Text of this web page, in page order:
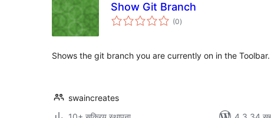
Show Git Branch
(0एकूण
मूल्यांकन
)
Shows the git branch you are currently on in the
swaincreates